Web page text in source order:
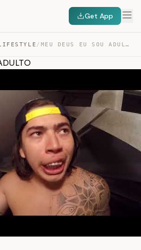
Get App
/ MEU DEUS EU SOU ADULTO — TRANSCRIPT